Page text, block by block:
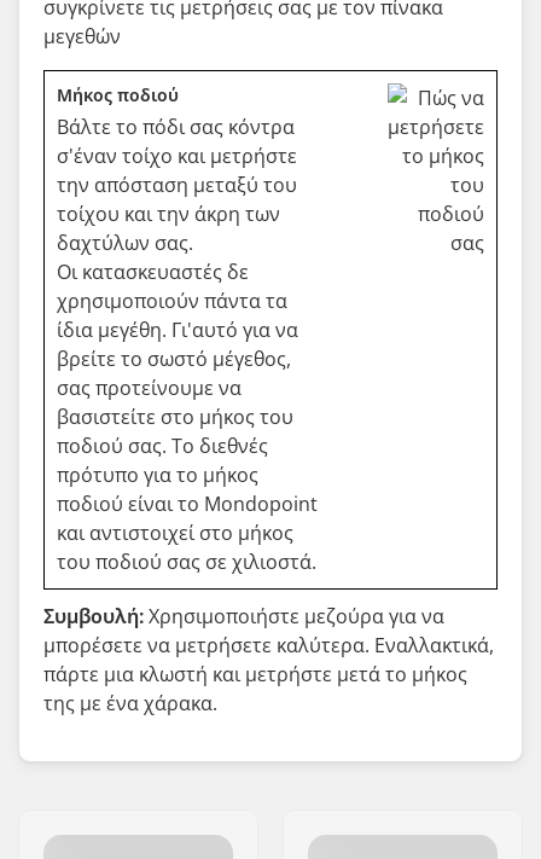
συγκρίνετε τις μετρήσεις σας με τον πίνακα
μεγεθών
Μήκος ποδιού
Βάλτε το πόδι σας κόντρα
σ'έναν τοίχο και μετρήστε
την απόσταση μεταξύ του
τοίχου και την άκρη των
δαχτύλων σας.
Οι κατασκευαστές δε
χρησιμοποιούν πάντα τα
ίδια μεγέθη. Γι'αυτό για να
βρείτε το σωστό μέγεθος,
σας προτείνουμε να
βασιστείτε στο μήκος του
ποδιού σας. Το διεθνές
πρότυπο για το μήκος
ποδιού είναι το Mondopoint
και αντιστοιχεί στο μήκος
του ποδιού σας σε χιλιοστά.
Συμβουλή:Χρησιμοποιήστε μεζούρα για να
μπορέσετε να μετρήσετε καλύτερα. Εναλλακτικά,
πάρτε μια κλωστή και μετρήστε μετά το μήκος
της με ένα χάρακα.